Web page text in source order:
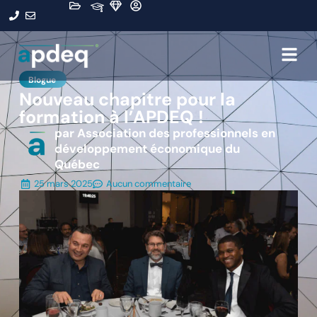
Blogue
Nouveau chapitre pour la
formation à l’APDEQ !
par Association des professionnels en
développement économique du
Québec
25 mars 2025 Aucun commentaire